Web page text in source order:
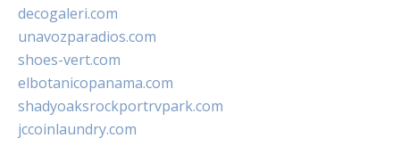
decogaleri.com
unavozparadios.com
shoes-vert.com
elbotanicopanama.com
shadyoaksrockportrvpark.com
jccoinlaundry.com